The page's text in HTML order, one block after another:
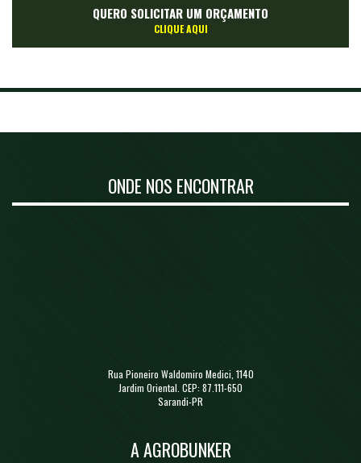
QUERO SOLICITAR UM ORÇAMENTO
CLIQUE AQUI
ONDE NOS ENCONTRAR
Rua Pioneiro Waldomiro Medici, 1140
Jardim Oriental. CEP: 87.111-650
Sarandi-PR
A AGROBUNKER